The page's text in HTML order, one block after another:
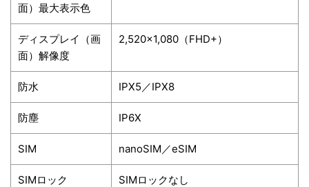
面）最大表示色
ディスプレイ（画
面）解像度
2,520×1,080（FHD+）
防水 IPX5／IPX8
防塵 IP6X
SIM nanoSIM／eSIM
SIMロック SIMロックなし